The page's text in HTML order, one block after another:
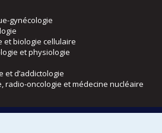
gynécologie
et biologie cellulaire
et physiologie
et d’addictologie
radio-oncologie et médecine nucléaire